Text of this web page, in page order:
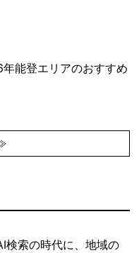
能登エリアのおすすめ
検索の時代に、地域の